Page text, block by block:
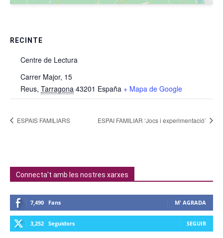
RECINTE
Centre de Lectura
Carrer Major, 15
Reus, Tarragona 43201 España + Mapa de Google
ESPAIS FAMILIARS ESPAI FAMILIAR ‘Jocs i experimentació’
Connecta't amb les nostres xarxes
7,490 Fans M' AGRADA
3,252 Seguidors SEGUIR